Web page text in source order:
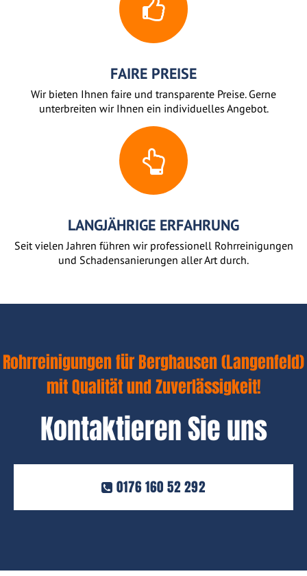
FAIRE PREISE
Wir bieten Ihnen faire und transparente Preise. Gerne
unterbreiten wir Ihnen ein individuelles Angebot.
LANGJÄHRIGE ERFAHRUNG
Seit vielen Jahren führen wir professionell Rohrreinigungen
und Schadensanierungen aller Art durch.
Rohrreinigungen für Berghausen (Langenfeld)
mit Qualität und Zuverlässigkeit!
Kontaktieren Sie uns
0176 160 52 292